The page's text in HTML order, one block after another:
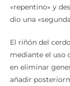
«repentino» y
dio una
El riñón del
mediante el uso
en eliminar
añadir